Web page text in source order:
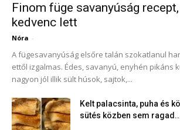
Finom füge savanyúság
kedvenc lett
Nóra -
A fügesavanyúság elsőre talán szokatlanul
ettől izgalmas. Édes, savanyú, enyhén pikáns
nagyon jól illik sült húsok, sajtok,...
Kelt palacsinta, puha és
sütés közben sem